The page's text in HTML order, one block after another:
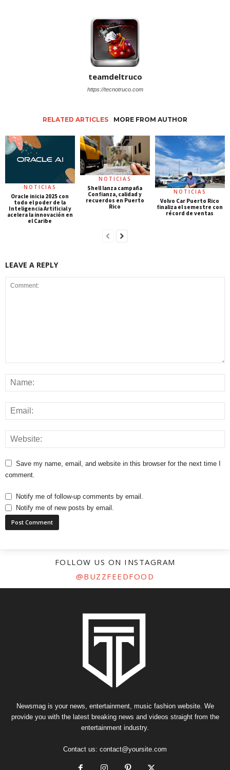
teamdeltruco
https://tecnotruco.com
RELATED ARTICLES MORE FROM AUTHOR
NOTICIAS
Oracle inicia 2025 con
todo el poder de la
Inteligencia Artificial y
acelera la innovación en
el Caribe
NOTICIAS
Shell lanza campaña
Confianza, calidad y
recuerdos en Puerto
Rico
NOTICIAS
Volvo Car Puerto Rico
finaliza el semestre con
récord de ventas
LEAVE A REPLY
Save my name, email, and website in this browser for the next time I
comment.
Notify me of follow-up comments by email.
Notify me of new posts by email.
FOLLOW US ON INSTAGRAM
@BUZZFEEDFOOD
Newsmag is your news, entertainment, music fashion website. We
provide you with the latest breaking news and videos straight from the
entertainment industry.
Contact us: contact@yoursite.com